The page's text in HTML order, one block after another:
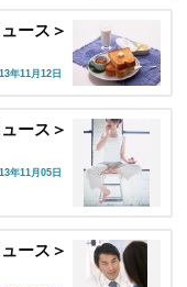
ース＞
年11月12日
ース＞
年11月05日
ース＞